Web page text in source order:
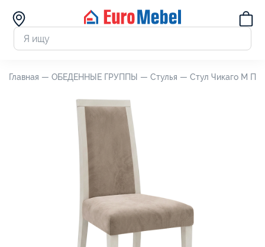
Главная — ОБЕДЕННЫЕ ГРУППЫ — Стулья — Стул Чикаго М